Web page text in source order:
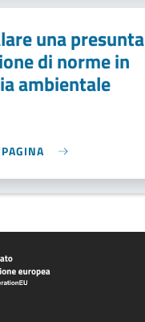
una presunta
di norme in
ambientale